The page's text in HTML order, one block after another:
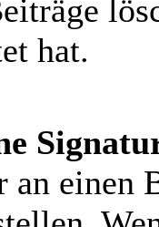
hat.
einen